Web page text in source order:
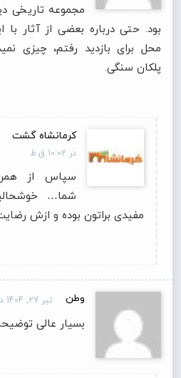
مجموعه تاریخی
بود. حتی درباره بعضی از آثار با
محل برای بازدید رفتم، چیزی
پلکان سنگی.
کرمانشاه گشت
در 10:02 ق.ظ
سپاس از
شما…
مفیدی براتون بوده و ازش
وطن تیر 27, 1404 در 3:54 ب.ظ
بسیار عالی